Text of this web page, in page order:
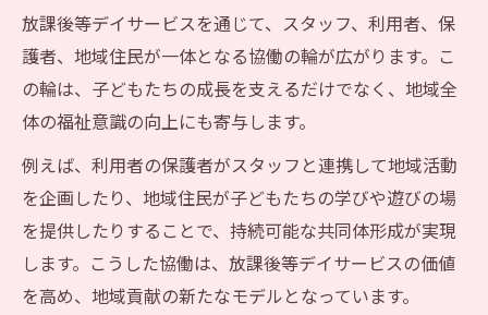
放課後等デイサービスを通じて、スタッフ、利用者、保
護者、地域住民が一体となる協働の輪が広がります。こ
の輪は、子どもたちの成長を支えるだけでなく、地域全
体の福祉意識の向上にも寄与します。
例えば、利用者の保護者がスタッフと連携して地域活動
を企画したり、地域住民が子どもたちの学びや遊びの場
を提供したりすることで、持続可能な共同体形成が実現
します。こうした協働は、放課後等デイサービスの価値
を高め、地域貢献の新たなモデルとなっています。